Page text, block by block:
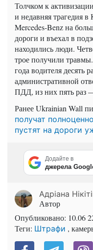
Толчком к
и недавняя трагедия
Mercedes-Benz на
дороги и въехал в
находились люди.
трое получили
года водителя десять
административной
ПДД, из них пять раз
Ранее Ukrainian Wall
получат
пустят на дороги
Додайте в
джерела
Адріана
Автор
Опубликовано: 10.06
Теги: Штрафи ,